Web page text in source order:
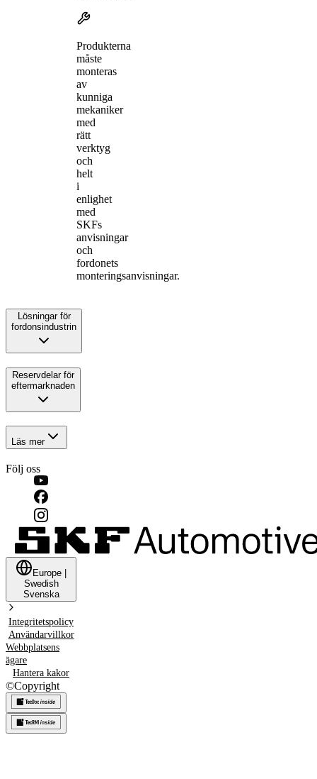
Produkterna
måste
monteras
av
kunniga
mekaniker
med
rätt
verktyg
och
helt
i
enlighet
med
SKFs
anvisningar
och
fordonets
monteringsanvisningar.
Lösningar för
fordonsindustrin
Reservdelar för
eftermarknaden
Läs mer
Följ oss
Europe
Swedish
Svenska
Integritetspolicy
Användarvillkor
Webbplatsens
ägare
Hantera kakor
©Copyright